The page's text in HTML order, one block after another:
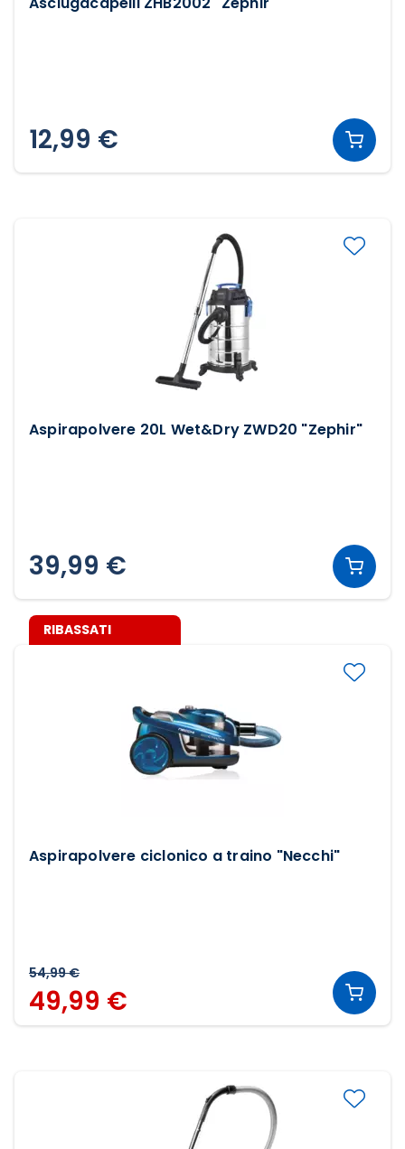
12,99 €
Aspirapolvere 20L Wet&Dry ZWD20 "Zephir"
39,99 €
Aspirapolvere ciclonico a traino "Necchi"
RIBASSATI
54,99 €
49,99 €